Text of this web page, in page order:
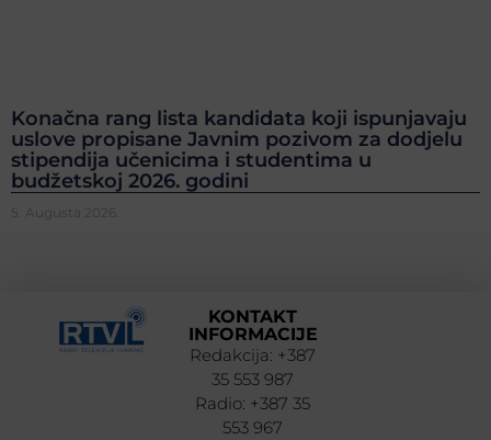
Konačna rang lista kandidata koji ispunjavaju
uslove propisane Javnim pozivom za dodjelu
stipendija učenicima i studentima u
budžetskoj 2026. godini
5. Augusta 2026.
KONTAKT
INFORMACIJE
Redakcija: +387
35 553 987
Radio: +387 35
553 967